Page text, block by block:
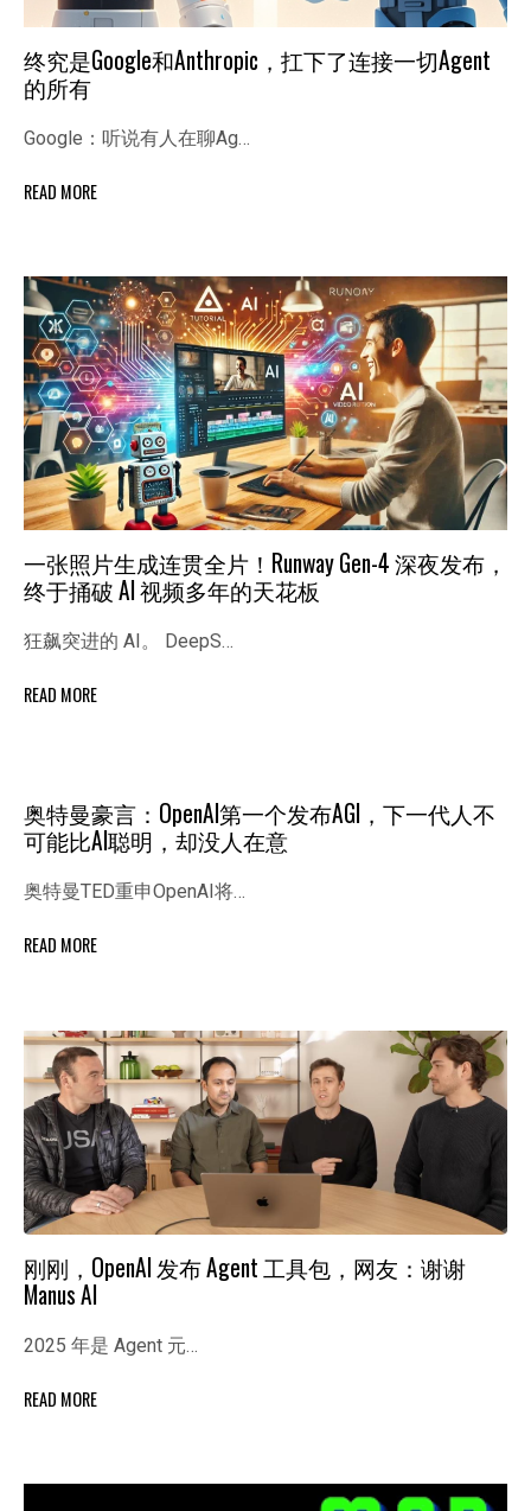
终究是Google和Anthropic，扛下了连接一切Agent
的所有
Google：听说有人在聊Ag…
READ MORE
一张照片生成连贯全片！Runway Gen-4 深夜发布，
终于捅破 AI 视频多年的天花板
狂飙突进的 AI。 DeepS…
READ MORE
奥特曼豪言：OpenAI第一个发布AGI，下一代人不
可能比AI聪明，却没人在意
奥特曼TED重申OpenAI将…
READ MORE
刚刚，OpenAl 发布 Agent 工具包，网友：谢谢
Manus AI
2025 年是 Agent 元…
READ MORE